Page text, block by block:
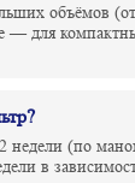
объёмов
для
(по
в